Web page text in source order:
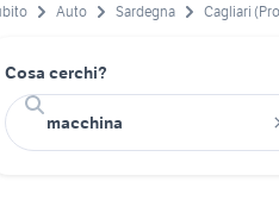
Auto Sardegna Cagliari
Cosa cerchi?